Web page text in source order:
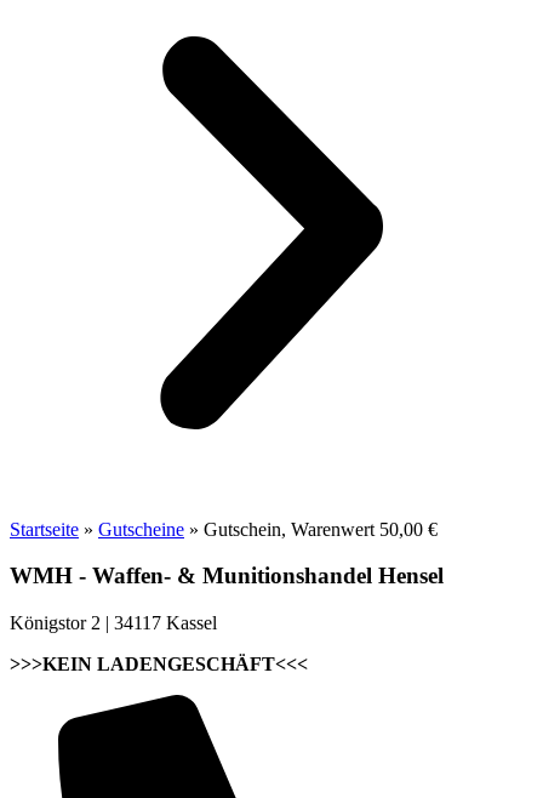
Startseite » Gutscheine » Gutschein, Warenwert 50,00 €
WMH - Waffen- & Munitionshandel Hensel
Königstor 2 | 34117 Kassel
>>>KEIN LADENGESCHÄFT<<<